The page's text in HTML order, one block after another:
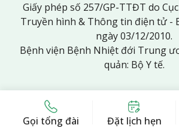
Giấy phép số 257/GP-TTĐT do
Truyền hình & Thông tin điện tử -
ngày 03/12/2010.
Bệnh viện Bệnh Nhiệt đới Trung
quản: Bộ Y tế.
Gọi tổng đài Đặt lịch hẹn